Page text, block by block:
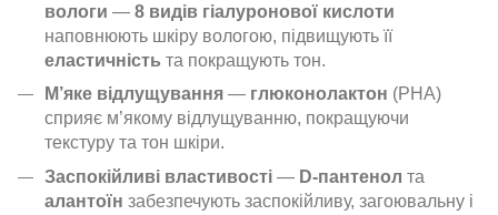
вологи — 8 видів гіалуронової кислоти
наповнюють шкіру вологою, підвищують її
еластичність та покращують тон.
М’яке відлущування — глюконолактон (PHA)
сприяє м’якому відлущуванню, покращуючи
текстуру та тон шкіри.
Заспокійливі властивості — D-пантенол та
алантоїн забезпечують заспокійливу, загоювальну і